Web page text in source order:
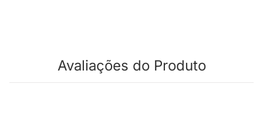
Avaliações do Produto